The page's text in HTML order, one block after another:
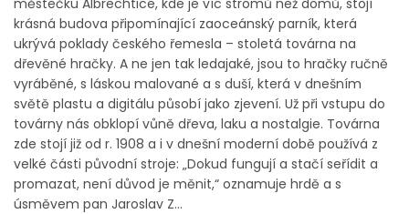
krásná budova připomínající zaoceánský parník, která
ukrývá poklady českého řemesla – stoletá továrna na
dřevěné hračky. A ne jen tak ledajaké, jsou to hračky ručně
vyráběné, s láskou malované a s duší, která v dnešním
světě plastu a digitálu působí jako zjevení. Už při vstupu do
továrny nás obklopí vůně dřeva, laku a nostalgie. Továrna
zde stojí již od r. 1908 a i v dnešní moderní době používá z
velké části původní stroje: „Dokud fungují a stačí seřídit a
promazat, není důvod je měnit,“ oznamuje hrdě a s
úsměvem pan Jaroslav Z...